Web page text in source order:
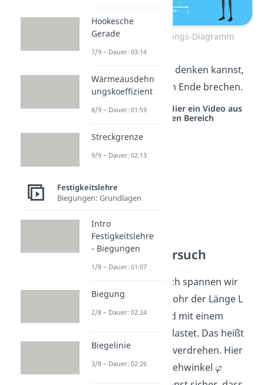
Spannungs-Dehnungs-Diagramm
Wie du dir bestimmt denken kannst,
wird das Material am Ende brechen.
Studyflix vernetzt: Hier ein Video aus
einem anderen Bereich
Der Torsionsversuch
Beim Torsionsversuch spannen wir
ein dünnwandiges Rohr der Länge L
ein. Dieses Rohr wird mit einem
Torsionsmoment belastet. Das heißt
wir wollen das Rohr verdrehen. Hier
wird dann der Verdrehwinkel
Hookesche
Gerade
7/9 – Dauer: 03:14
Wärmeausdehn
ungskoeffizient
8/9 – Dauer: 01:59
Streckgrenze
9/9 – Dauer: 02:13
Festigkeitslehre
Biegungen: Grundlagen
Intro
Festigkeitslehre
- Biegungen
1/8 – Dauer: 01:07
Biegung
2/8 – Dauer: 02:24
Biegelinie
3/8 – Dauer: 02:26